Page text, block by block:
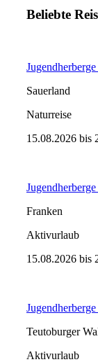
Beliebte
Sauerland
Naturreise
15.08.2026 bis
Franken
Aktivurlaub
15.08.2026 bis
Teutoburger
Aktivurlaub